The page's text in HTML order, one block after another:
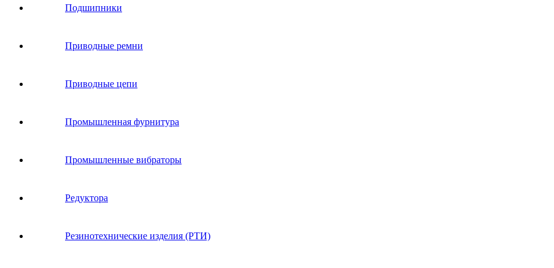
Подшипники
Приводные ремни
Приводные цепи
Промышленная фурнитура
Промышленные вибраторы
Редуктора
Резинотехнические изделия (РТИ)